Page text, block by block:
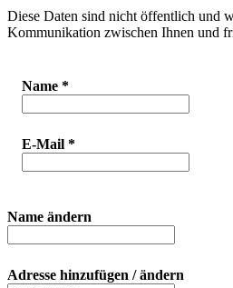
Diese Daten sind nicht öffentlich und
Kommunikation zwischen Ihnen und
Name *
E-Mail *
Name ändern
Adresse hinzufügen / ändern